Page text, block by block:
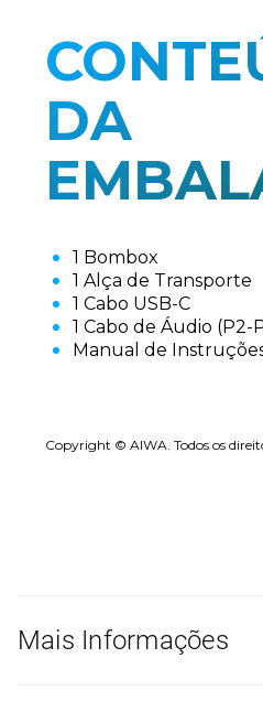
DA
1 Bombox
1 Alça de Transporte
1 Cabo USB-C
1 Cabo de Áudio (P2-
Manual de
Copyright © AIWA. Todos os
Mais Informações